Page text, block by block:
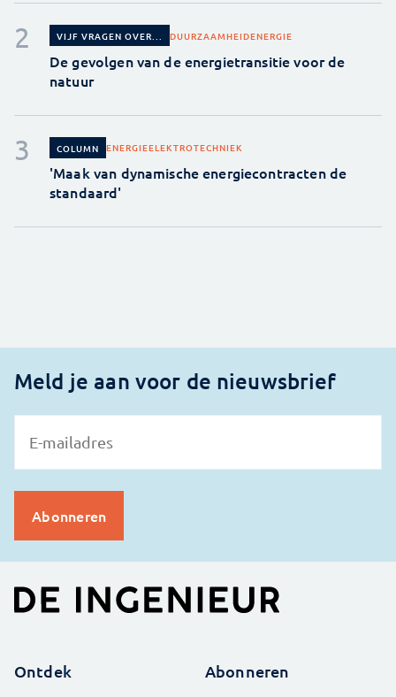
VIJF VRAGEN OVER... DUURZAAMHEIDENERGIE
De gevolgen van de energietransitie voor de
natuur
COLUMN ENERGIEELEKTROTECHNIEK
'Maak van dynamische energiecontracten de
standaard'
Meld je aan voor de nieuwsbrief
Ontdek Abonneren